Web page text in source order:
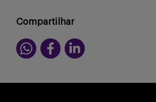
Compartilhar